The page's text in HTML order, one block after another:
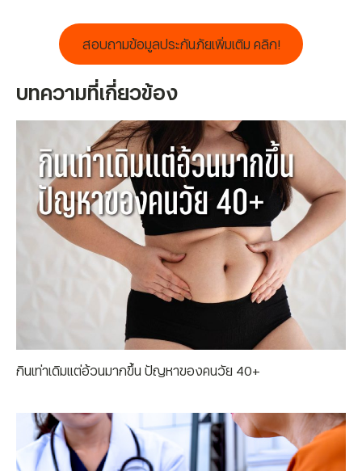
สอบถามข้อมูลประกันภัยเพิ่มเติม คลิก!
บทความที่เกี่ยวข้อง
กินเท่าเดิมแต่อ้วนมากขึ้น ปัญหาของคนวัย 40+